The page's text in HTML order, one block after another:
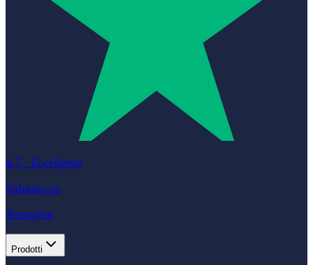
4.7 · Eccellente
Valutato su
Trustpilot
Prodotti